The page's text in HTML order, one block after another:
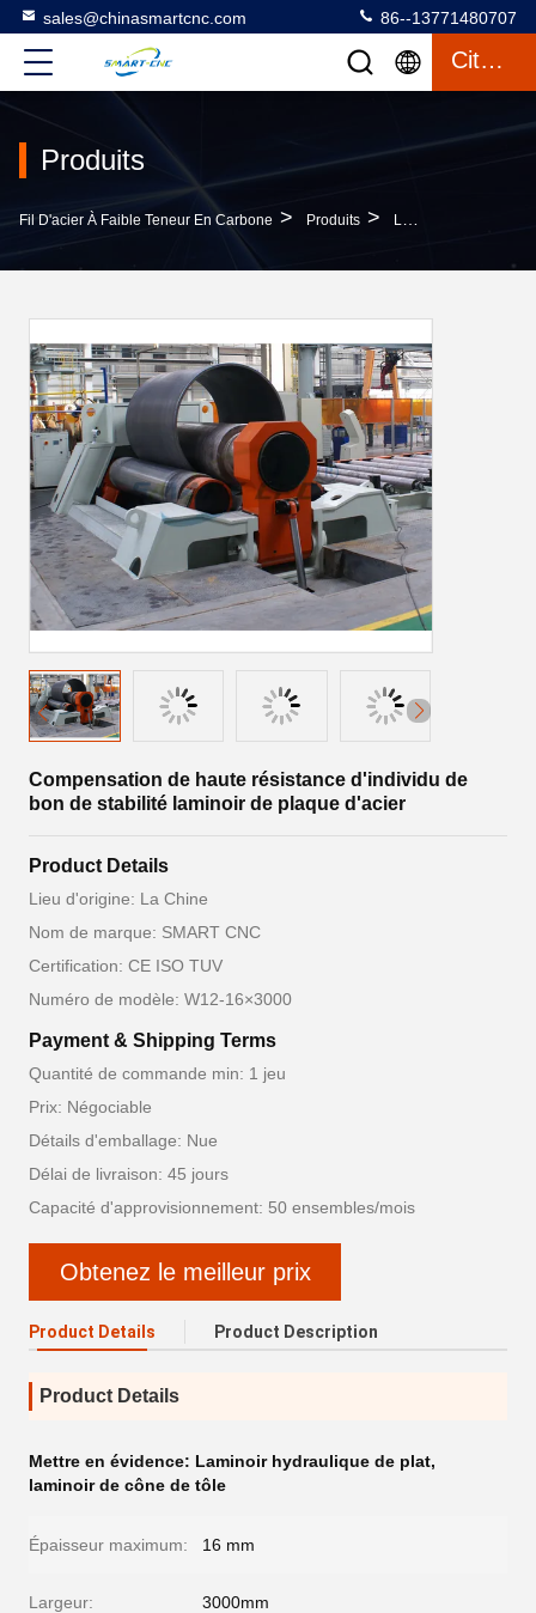
sales@chinasmartcnc.com 86--13771480707
Citation
Produits
Fil D'acier À Faible Teneur En Carbone > Produits > Laminoir De Recourbement De Plat
Compensation de haute résistance d'individu de
bon de stabilité laminoir de plaque d'acier
Product Details
Lieu d'origine: La Chine
Nom de marque: SMART CNC
Certification: CE ISO TUV
Numéro de modèle: W12-16×3000
Payment & Shipping Terms
Quantité de commande min: 1 jeu
Prix: Négociable
Détails d'emballage: Nue
Délai de livraison: 45 jours
Capacité d'approvisionnement: 50 ensembles/mois
Obtenez le meilleur prix
Product Details Product Description
Product Details
Mettre en évidence: Laminoir hydraulique de plat,
laminoir de cône de tôle
Épaisseur maximum: 16 mm
Largeur: 3000mm